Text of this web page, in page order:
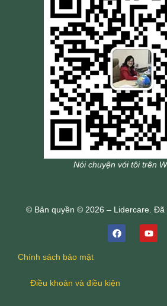
Nói chuyện với tôi trên
© Bản quyền © 2026 – Lidercare. Đã
Chính sách bảo mật
Điều khoản và điều kiện